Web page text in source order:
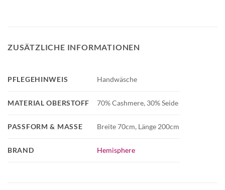
ZUSÄTZLICHE INFORMATIONEN
BRAND Hemisphere
PFLEGEHINWEIS Handwäsche
MATERIAL OBERSTOFF 70% Cashmere, 30% Seide
PASSFORM & MASSE Breite 70cm, Länge 200cm